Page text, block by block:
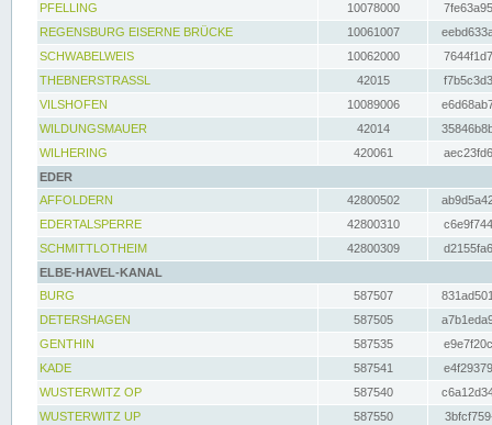
PFELLING
10078000
REGENSBURG EISERNE BRÜCKE
10061007
SCHWABELWEIS
10062000
THEBNERSTRASSL
42015
VILSHOFEN
10089006
WILDUNGSMAUER
42014
WILHERING
420061
EDER
AFFOLDERN
42800502
EDERTALSPERRE
42800310
SCHMITTLOTHEIM
42800309
ELBE-HAVEL-KANAL
BURG
587507
DETERSHAGEN
587505
GENTHIN
587535
KADE
587541
WUSTERWITZ OP
587540
WUSTERWITZ UP
587550